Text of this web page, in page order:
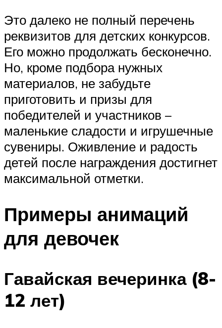
Это далеко не полный перечень
реквизитов для детских конкурсов.
Его можно продолжать бесконечно.
Но, кроме подбора нужных
материалов, не забудьте
приготовить и призы для
победителей и участников –
маленькие сладости и игрушечные
сувениры. Оживление и радость
детей после награждения достигнет
максимальной отметки.
Примеры анимаций
для девочек
Гавайская вечеринка (8-
12 лет)